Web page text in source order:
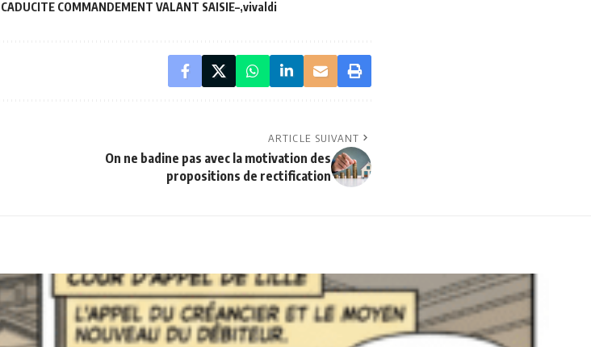
COMMANDEMENT VALANT SAISIE– vivaldi
ARTICLE SUIVANT
On ne badine pas avec la motivation des
propositions de rectification